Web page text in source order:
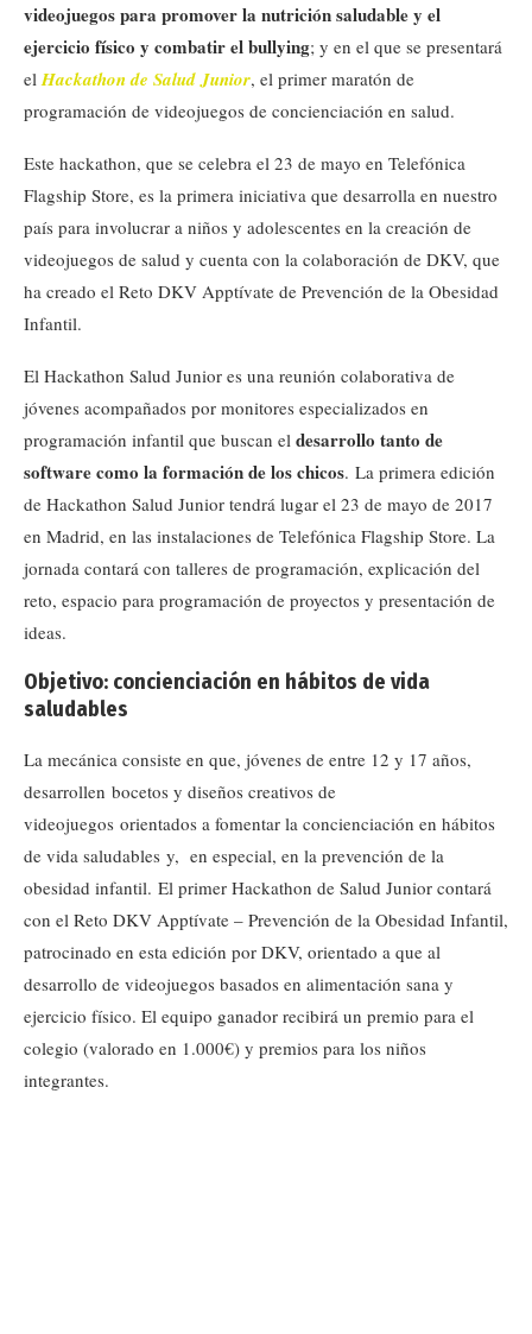
videojuegos para promover la nutrición saludable y el
ejercicio físico y combatir el bullying; y en el que se presentará
elHackathon de Salud Junior, el primer maratón de
programación de videojuegos de concienciación en salud.
Este hackathon, que se celebra el 23 de mayo en Telefónica
Flagship Store, es la primera iniciativa que desarrolla en nuestro
país para involucrar a niños y adolescentes en la creación de
videojuegos de salud y cuenta con la colaboración de DKV, que
ha creado el Reto DKV Apptívate de Prevención de la Obesidad
Infantil.
El Hackathon Salud Junior es una reunión colaborativa de
jóvenes acompañados por monitores especializados en
programación infantil que buscan el desarrollo tanto de
software como la formación de los chicos. La primera edición
de Hackathon Salud Junior tendrá lugar el 23 de mayo de 2017
en Madrid, en las instalaciones de Telefónica Flagship Store. La
jornada contará con talleres de programación, explicación del
reto, espacio para programación de proyectos y presentación de
ideas.
Objetivo: concienciación en hábitos de vida
saludables
La mecánica consiste en que, jóvenes de entre 12 y 17 años,
desarrollen bocetos y diseños creativos de
videojuegos orientados a fomentar la concienciación en hábitos
de vida saludables y, en especial, en la prevención de la
obesidad infantil. El primer Hackathon de Salud Junior contará
con el Reto DKV Apptívate – Prevención de la Obesidad Infantil,
patrocinado en esta edición por DKV, orientado a que al
desarrollo de videojuegos basados en alimentación sana y
ejercicio físico. El equipo ganador recibirá un premio para el
colegio (valorado en 1.000€) y premios para los niños
integrantes.